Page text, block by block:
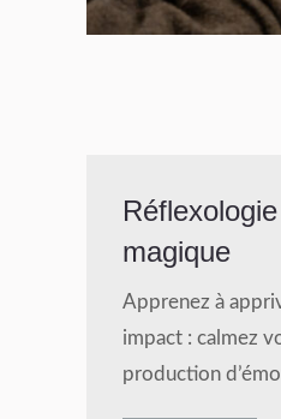
magique
Apprenez à
impact : calmez
production